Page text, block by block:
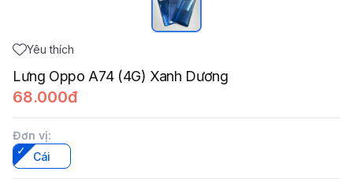
Yêu thích
Lưng Oppo A74 (4G) Xanh Dương
68.000đ
Đơn vị:
Cái